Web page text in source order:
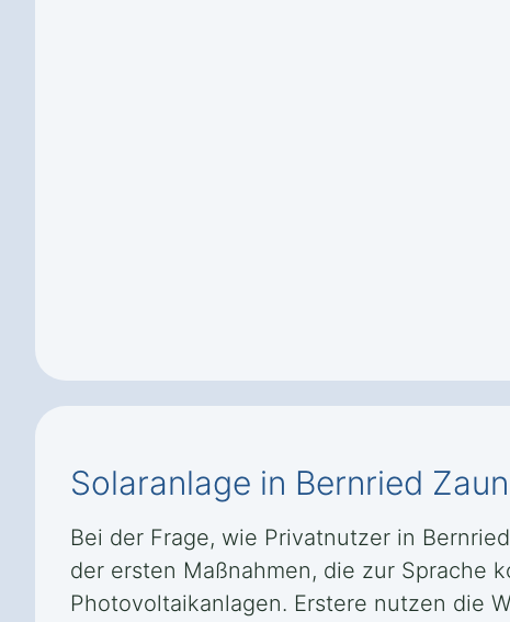
Solaranlage in Bernried
Bei der Frage, wie Privatnutzer in
der ersten Maßnahmen, die zur Sprache
Photovoltaikanlagen. Erstere nutzen die